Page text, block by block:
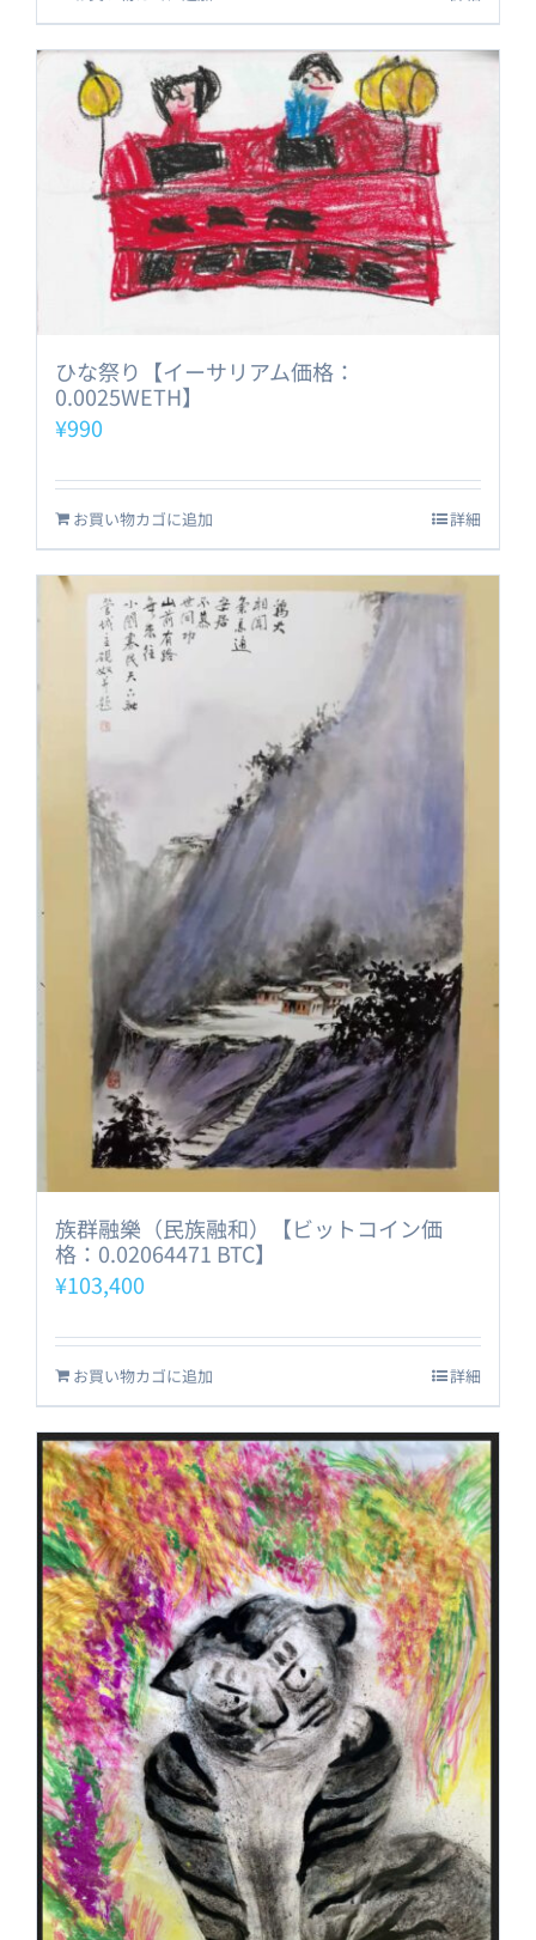
ひな祭り【イーサリアム価格：
0.0025WETH】
¥990
お買い物カゴに追加 詳細
族群融樂（民族融和）【ビットコイン価
格：0.02064471 BTC】
¥103,400
お買い物カゴに追加 詳細